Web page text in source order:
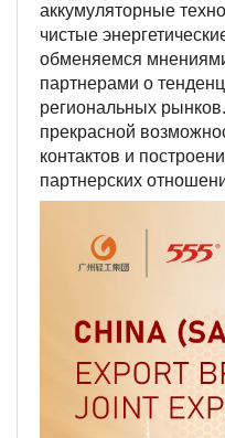
аккумуляторные
чистые
обменяемся
партнерами о
региональных
прекрасной
контактов и
партнерских